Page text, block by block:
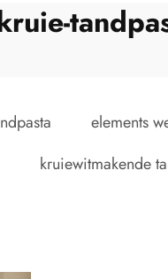
elements
kruiewitmakende